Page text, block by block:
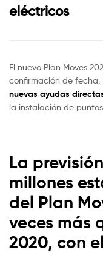
eléctricos
El nuevo Plan Moves
confirmación de
nuevas ayudas
la instalación de
La
millones
del Plan
veces más
2020, con